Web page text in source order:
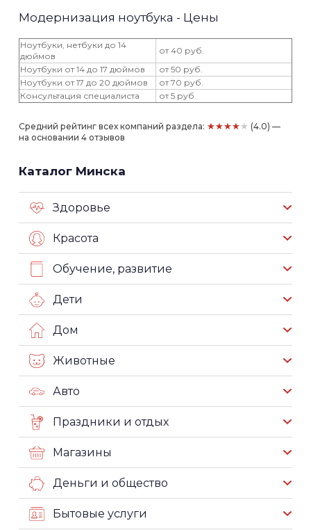
Модернизация ноутбука - Цены
Ноутбуки, нетбуки до 14
дюймов
от 40 руб.
Ноутбуки от 14 до 17 дюймов
от 50 руб.
Ноутбуки от 17 до 20 дюймов
от 70 руб.
Консультация специалиста
от 5 руб.
Средний рейтинг всех компаний раздела: ★★★★★ (4.0) —
на основании 4 отзывов
Каталог Минска
Здоровье
Красота
Обучение, развитие
Дети
Дом
Животные
Авто
Праздники и отдых
Магазины
Деньги и общество
Бытовые услуги